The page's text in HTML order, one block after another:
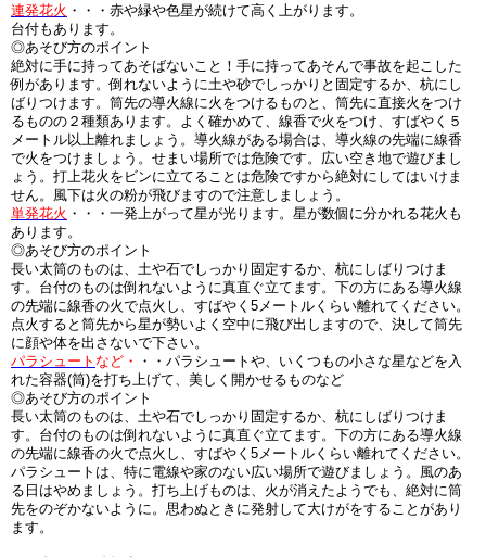
連発花火 ・・・赤や緑や色星が続けて高く上がります。
台付もあります。
◎あそび方のポイント
絶対に手に持ってあそばないこと！手に持ってあそんで事故を起こした
例があります。倒れないように土や砂でしっかりと固定するか、杭にし
ばりつけます。筒先の導火線に火をつけるものと、筒先に直接火をつけ
るものの２種類あります。よく確かめて、線香で火をつけ、すばやく５
メートル以上離れましょう。導火線がある場合は、導火線の先端に線香
で火をつけましょう。せまい場所では危険です。広い空き地で遊びまし
ょう。打上花火をビンに立てることは危険ですから絶対にしてはいけま
せん。風下は火の粉が飛びますので注意しましょう。
単発花火 ・・・一発上がって星が光ります。星が数個に分かれる花火も
あります。
◎あそび方のポイント
長い太筒のものは、土や石でしっかり固定するか、杭にしばりつけま
す。台付のものは倒れないように真直ぐ立てます。下の方にある導火線
の先端に線香の火で点火し、すばやく5メートルくらい離れてください。
点火すると筒先から星が勢いよく空中に飛び出しますので、決して筒先
に顔や体を出さないで下さい。
パラシュート など・
・・パラシュートや、いくつもの小さな星などを入
れた容器(筒)を打ち上げて、美しく開かせるものなど
◎あそび方のポイント
長い太筒のものは、土や石でしっかり固定するか、杭にしばりつけま
す。台付のものは倒れないように真直ぐ立てます。下の方にある導火線
の先端に線香の火で点火し、すばやく5メートルくらい離れてください。
パラシュートは、特に電線や家のない広い場所で遊びましょう。風のあ
る日はやめましょう。打ち上げものは、火が消えたようでも、絶対に筒
先をのぞかないように。思わぬときに発射して大けがをすることがあり
ます。